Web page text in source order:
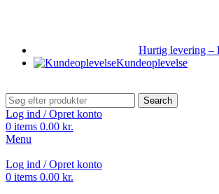
Hurtig levering –
Kundeoplevelse
Search
Log ind / Opret konto
0 items 0.00 kr.
Menu
Log ind / Opret konto
0 items 0.00 kr.